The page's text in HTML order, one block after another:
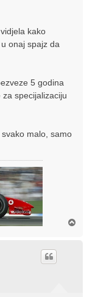
kako
onaj spajz da
5 godina
specijalizaciju
malo, samo